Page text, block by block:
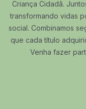
Criança Cidadã.
transformando vidas
social. Combinamos
que cada título
Venha fazer